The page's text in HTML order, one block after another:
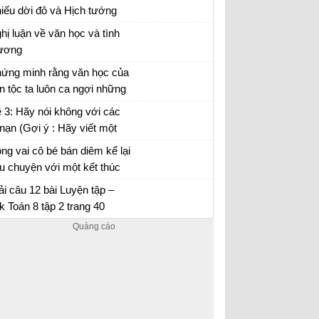
na...)
dời đô và Hịch tướng
nêu suy nghĩ của em
vai trò của người lãnh đạo
minh...
luận về văn học và tình
một bài văn nghị luận về văn học và tình
lớp 8
minh rằng văn học của
tộc ta luôn ca ngợi những
“thương người như thể
thân” và nghiêm khắc
bình những kẻ thờ ơ
học và tình thương
3: Hãy nói không với các
(Gợi ý : Hãy viết một
nghị luận để nêu rõ tác hại
một trong các tệ nạn xã
mà chúng ta cần phải
quyết...
vai cô bé bán diêm kể lại
chuyện với một kết thúc
vai cô bé bán diêm kể lại câu chuyện về
đời mình với các kết thúc khác nhau
câu 12 bài Luyện tập –
Toán 8 tập 2 trang 40